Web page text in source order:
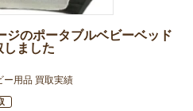
ジのポータブルベビーベッド
しました
ー用品 買取実績